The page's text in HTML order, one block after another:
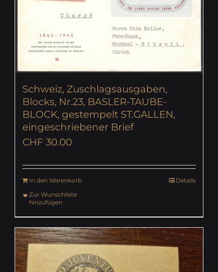
Schweiz, Zuschlagsausgaben,
Blocks, Nr.23, BASLER-TAUBE-
BLOCK, gestempelt ST.GALLEN,
eingeschriebener Brief
CHF 30.00
In den Warenkorb
Details
Zur Wunschliste
hinzufügen